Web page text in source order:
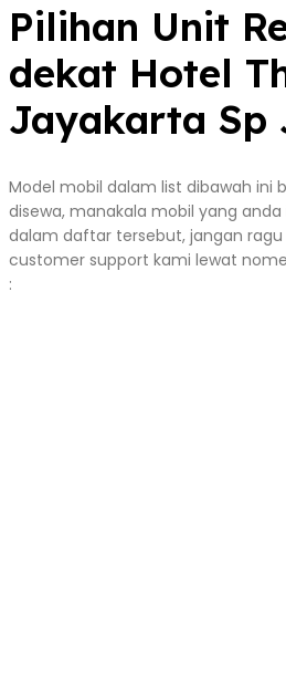
Pilihan Unit
dekat Hotel
Jayakarta Sp
Model mobil dalam list dibawah ini
disewa, manakala mobil yang
dalam daftar tersebut, jangan
customer support kami lewat
: